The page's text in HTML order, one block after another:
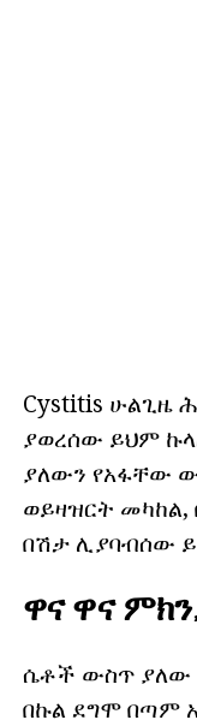
Cystitis ሁልጊዜ
ያወረሰው ይህም
ያለውን የአፋቸው
ወይዛዝርት
በሽታ ሊያባብሰው
ዋና ዋና
ሴቶች ውስጥ ያለው
በኩል ደግሞ በጣም